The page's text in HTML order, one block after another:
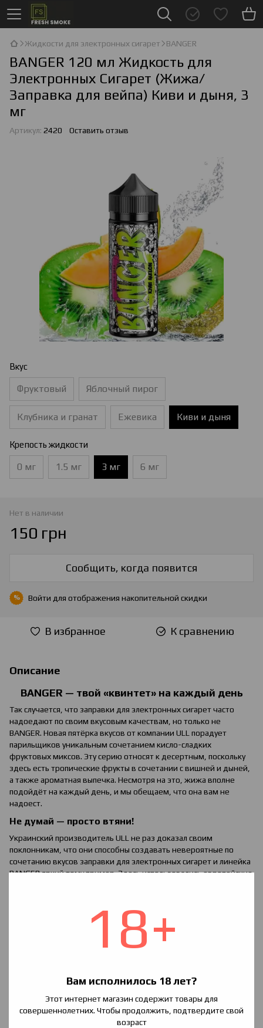
18+
Вам исполнилось 18 лет?
Этот интернет магазин содержит товары для
совершеннолетних. Чтобы продолжить, подтвердите свой
возраст
Жидкости для электронных сигарет BANGER
BANGER 120 мл Жидкость для
Электронных Сигарет (Жижа/
Заправка для вейпа) Киви и дыня, 3
мг
Артикул: 2420 Оставить отзыв
Вкус
Фруктовый Яблочный пирог
Клубника и гранат Ежевика Киви и дыня
Крепость жидкости
0 мг 1.5 мг 3 мг 6 мг
Нет в наличии
150 грн
Сообщить, когда появится
% Войти для отображения накопительной скидки
В избранное К сравнению
Описание
BANGER — твой «квинтет» на каждый день
Так случается, что заправки для электронных сигарет часто
надоедают по своим вкусовым качествам, но только не
BANGER. Новая пятёрка вкусов от компании ULL порадует
парильщиков уникальным сочетанием кисло-сладких
фруктовых миксов. Эту серию относят к десертным, поскольку
здесь есть тропические фрукты в сочетании с вишней и дыней,
а также ароматная выпечка. Несмотря на это, жижа вполне
подойдёт на каждый день, и мы обещаем, что она вам не
надоест.
Не думай — просто втяни!
Украинский производитель ULL не раз доказал своим
поклонникам, что они способны создавать невероятные по
сочетанию вкусов заправки для электронных сигарет и линейка
BANGER яркий тому пример. Здесь использовались европейские
Чтобы каждый смог насладиться этим вкусом, жидкости
BANGER выпускаются разной степени крепости с
емкостью 120 мл с соотношением VG\PG — 70\30. Такой флакон
без усилий заправить ваш испаритель.
Никотин высокой степени очистки, высокая дымность и